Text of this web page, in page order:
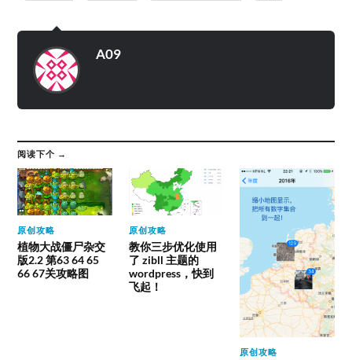
A09
阅读下个 →
原创攻略
植物大战僵尸杂交
版2.2 第63 64 65
66 67关攻略图
原创攻略
教你三步优化使用
了 zibll 主题的
wordpress，快到
飞起！
原创攻略